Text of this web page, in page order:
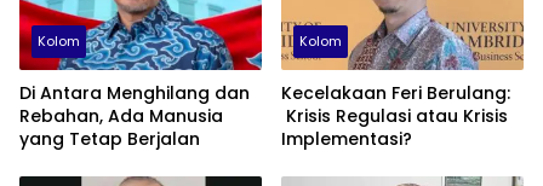
Kolom
Di Antara Menghilang dan
Rebahan, Ada Manusia
yang Tetap Berjalan
Kolom
Kecelakaan Feri Berulang:
Krisis Regulasi atau Krisis
Implementasi?